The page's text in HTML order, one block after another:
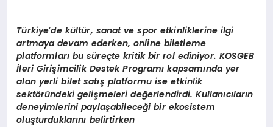
Türkiye’de kültür, sanat ve spor etkinliklerine ilgi
artmaya devam ederken, online biletleme
platformları bu süreçte kritik bir rol ediniyor. KOSGEB
İleri Girişimcilik Destek Programı kapsamında yer
alan yerli bilet satış platformu ise etkinlik
sektöründeki gelişmeleri değerlendirdi. Kullanıcıların
deneyimlerini paylaşabileceği bir ekosistem
oluşturduklarını belirtirken